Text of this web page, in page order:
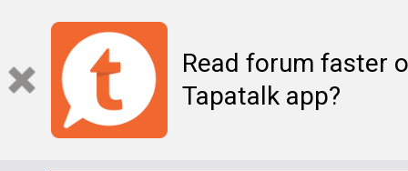
Read forum faster
Tapatalk app?